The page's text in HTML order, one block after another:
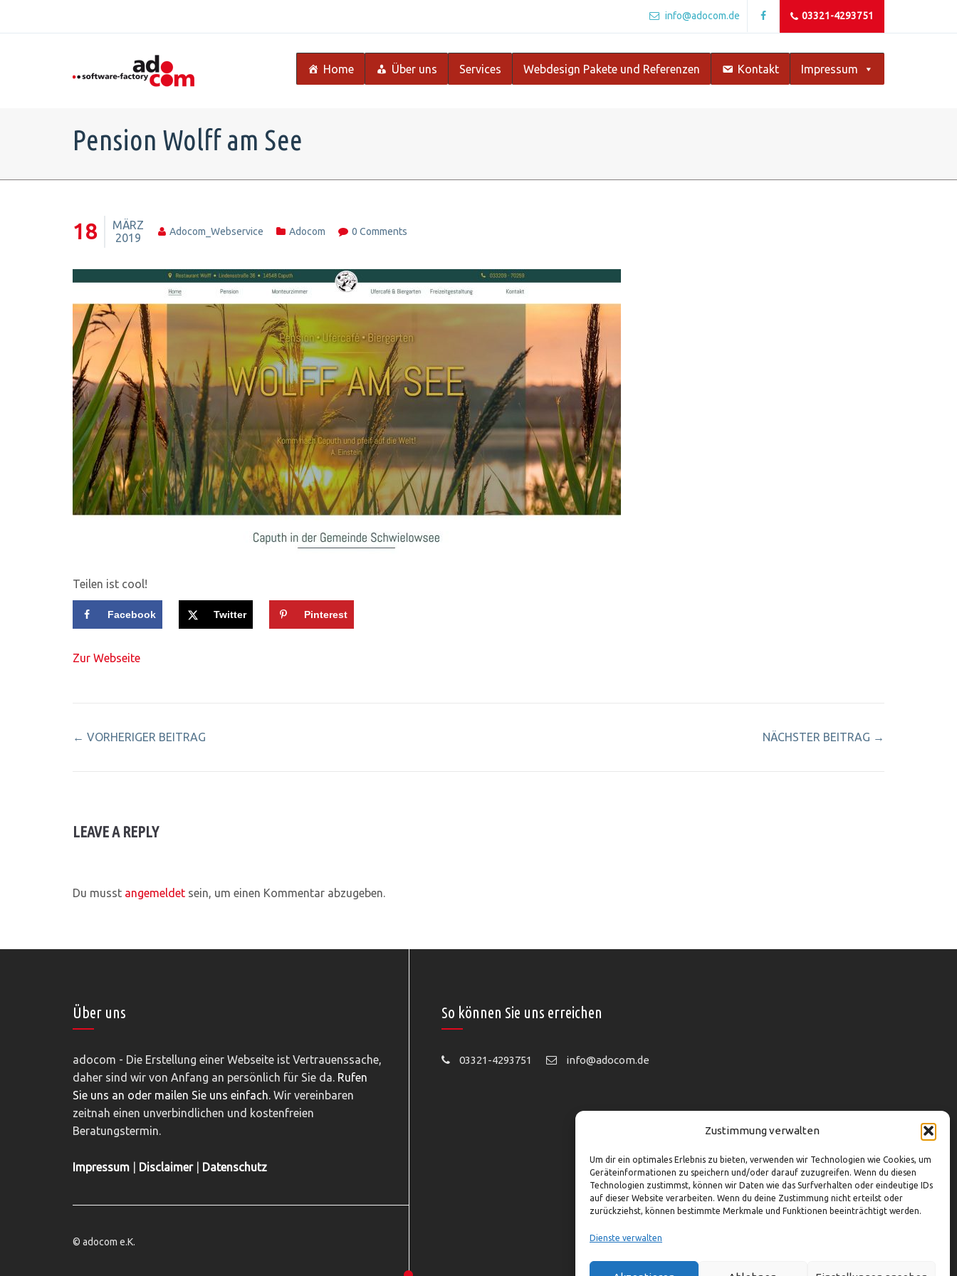
Zustimmung verwalten
Um dir ein optimales Erlebnis zu bieten, verwenden wir Technologien wie Cookies, um
Geräteinformationen zu speichern und/oder darauf zuzugreifen. Wenn du diesen
Technologien zustimmst, können wir Daten wie das Surfverhalten oder eindeutige IDs
auf dieser Website verarbeiten. Wenn du deine Zustimmung nicht erteilst oder
zurückziehst, können bestimmte Merkmale und Funktionen beeinträchtigt werden.
Dienste verwalten
info@adocom.de 03321-4293751
Home Über uns Services Webdesign Pakete und Referenzen Kontakt Impressum
Pension Wolff am See
18
MÄRZ
2019
Adocom_Webservice Adocom 0 Comments
Teilen ist cool!
Facebook Twitter Pinterest
Zur Webseite
← VORHERIGER BEITRAG NÄCHSTER BEITRAG →
LEAVE A REPLY
Du musst angemeldet sein, um einen Kommentar abzugeben.
Über uns
adocom - Die Erstellung einer Webseite ist Vertrauenssache,
daher sind wir von Anfang an persönlich für Sie da. Rufen
Sie uns an oder mailen Sie uns einfach. Wir vereinbaren
zeitnah einen unverbindlichen und kostenfreien
Beratungstermin.
Impressum Disclaimer| Datenschutz
© adocom e.K.
So können Sie uns erreichen
03321-4293751 info@adocom.de